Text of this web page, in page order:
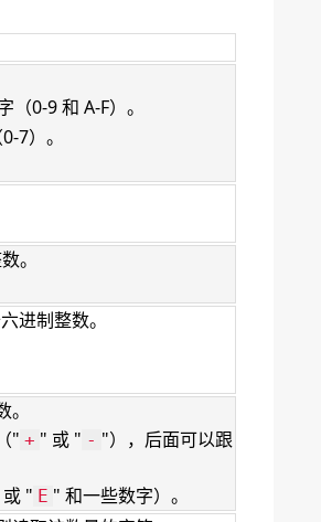
0-9 和 A-F）。
7）。
。
进制整数。
" + " 或 " - "），后面可以跟
" E " 和一些数字）。